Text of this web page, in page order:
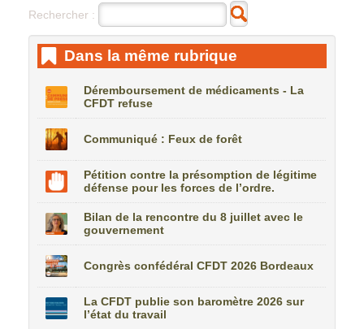
Rechercher :
Dans la même rubrique
Déremboursement de médicaments - La
CFDT refuse
Communiqué : Feux de forêt
Pétition contre la présomption de légitime
défense pour les forces de l’ordre.
Bilan de la rencontre du 8 juillet avec le
gouvernement
Congrès confédéral CFDT 2026 Bordeaux
La CFDT publie son baromètre 2026 sur
l’état du travail